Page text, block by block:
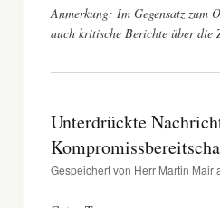
Anmerkung: Im Gegensatz zum
auch kritische Berichte über die
Unterdrückte
Gespeichert von Herr Martin Mair